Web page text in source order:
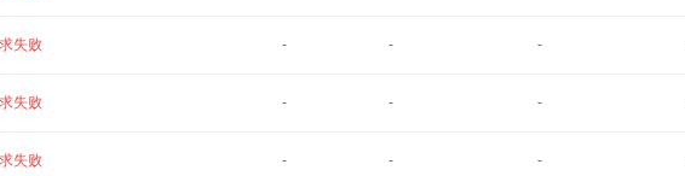
失败 - - -
失败 - - -
失败 - - -